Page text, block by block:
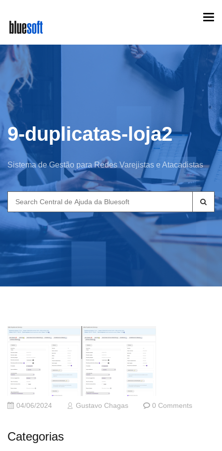
main
content
9-duplicatas-loja2
Sistema de Gestão para Redes Varejistas e Atacadistas
Search
for:
04/06/2024 Gustavo Chagas 0 Comments
Categorias